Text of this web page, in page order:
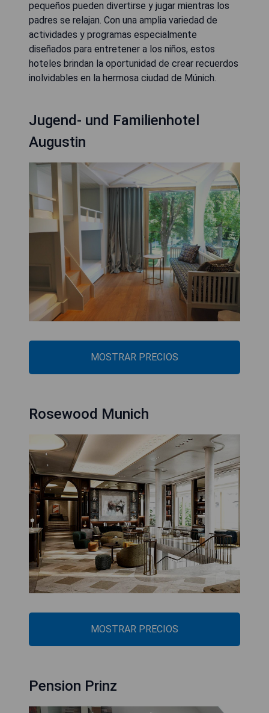
pequeños pueden divertirse y jugar mientras los
padres se relajan. Con una amplia variedad de
actividades y programas especialmente
diseñados para entretener a los niños, estos
hoteles brindan la oportunidad de crear recuerdos
inolvidables en la hermosa ciudad de Múnich.
Jugend- und Familienhotel
Augustin
MOSTRAR PRECIOS
Rosewood Munich
MOSTRAR PRECIOS
Pension Prinz